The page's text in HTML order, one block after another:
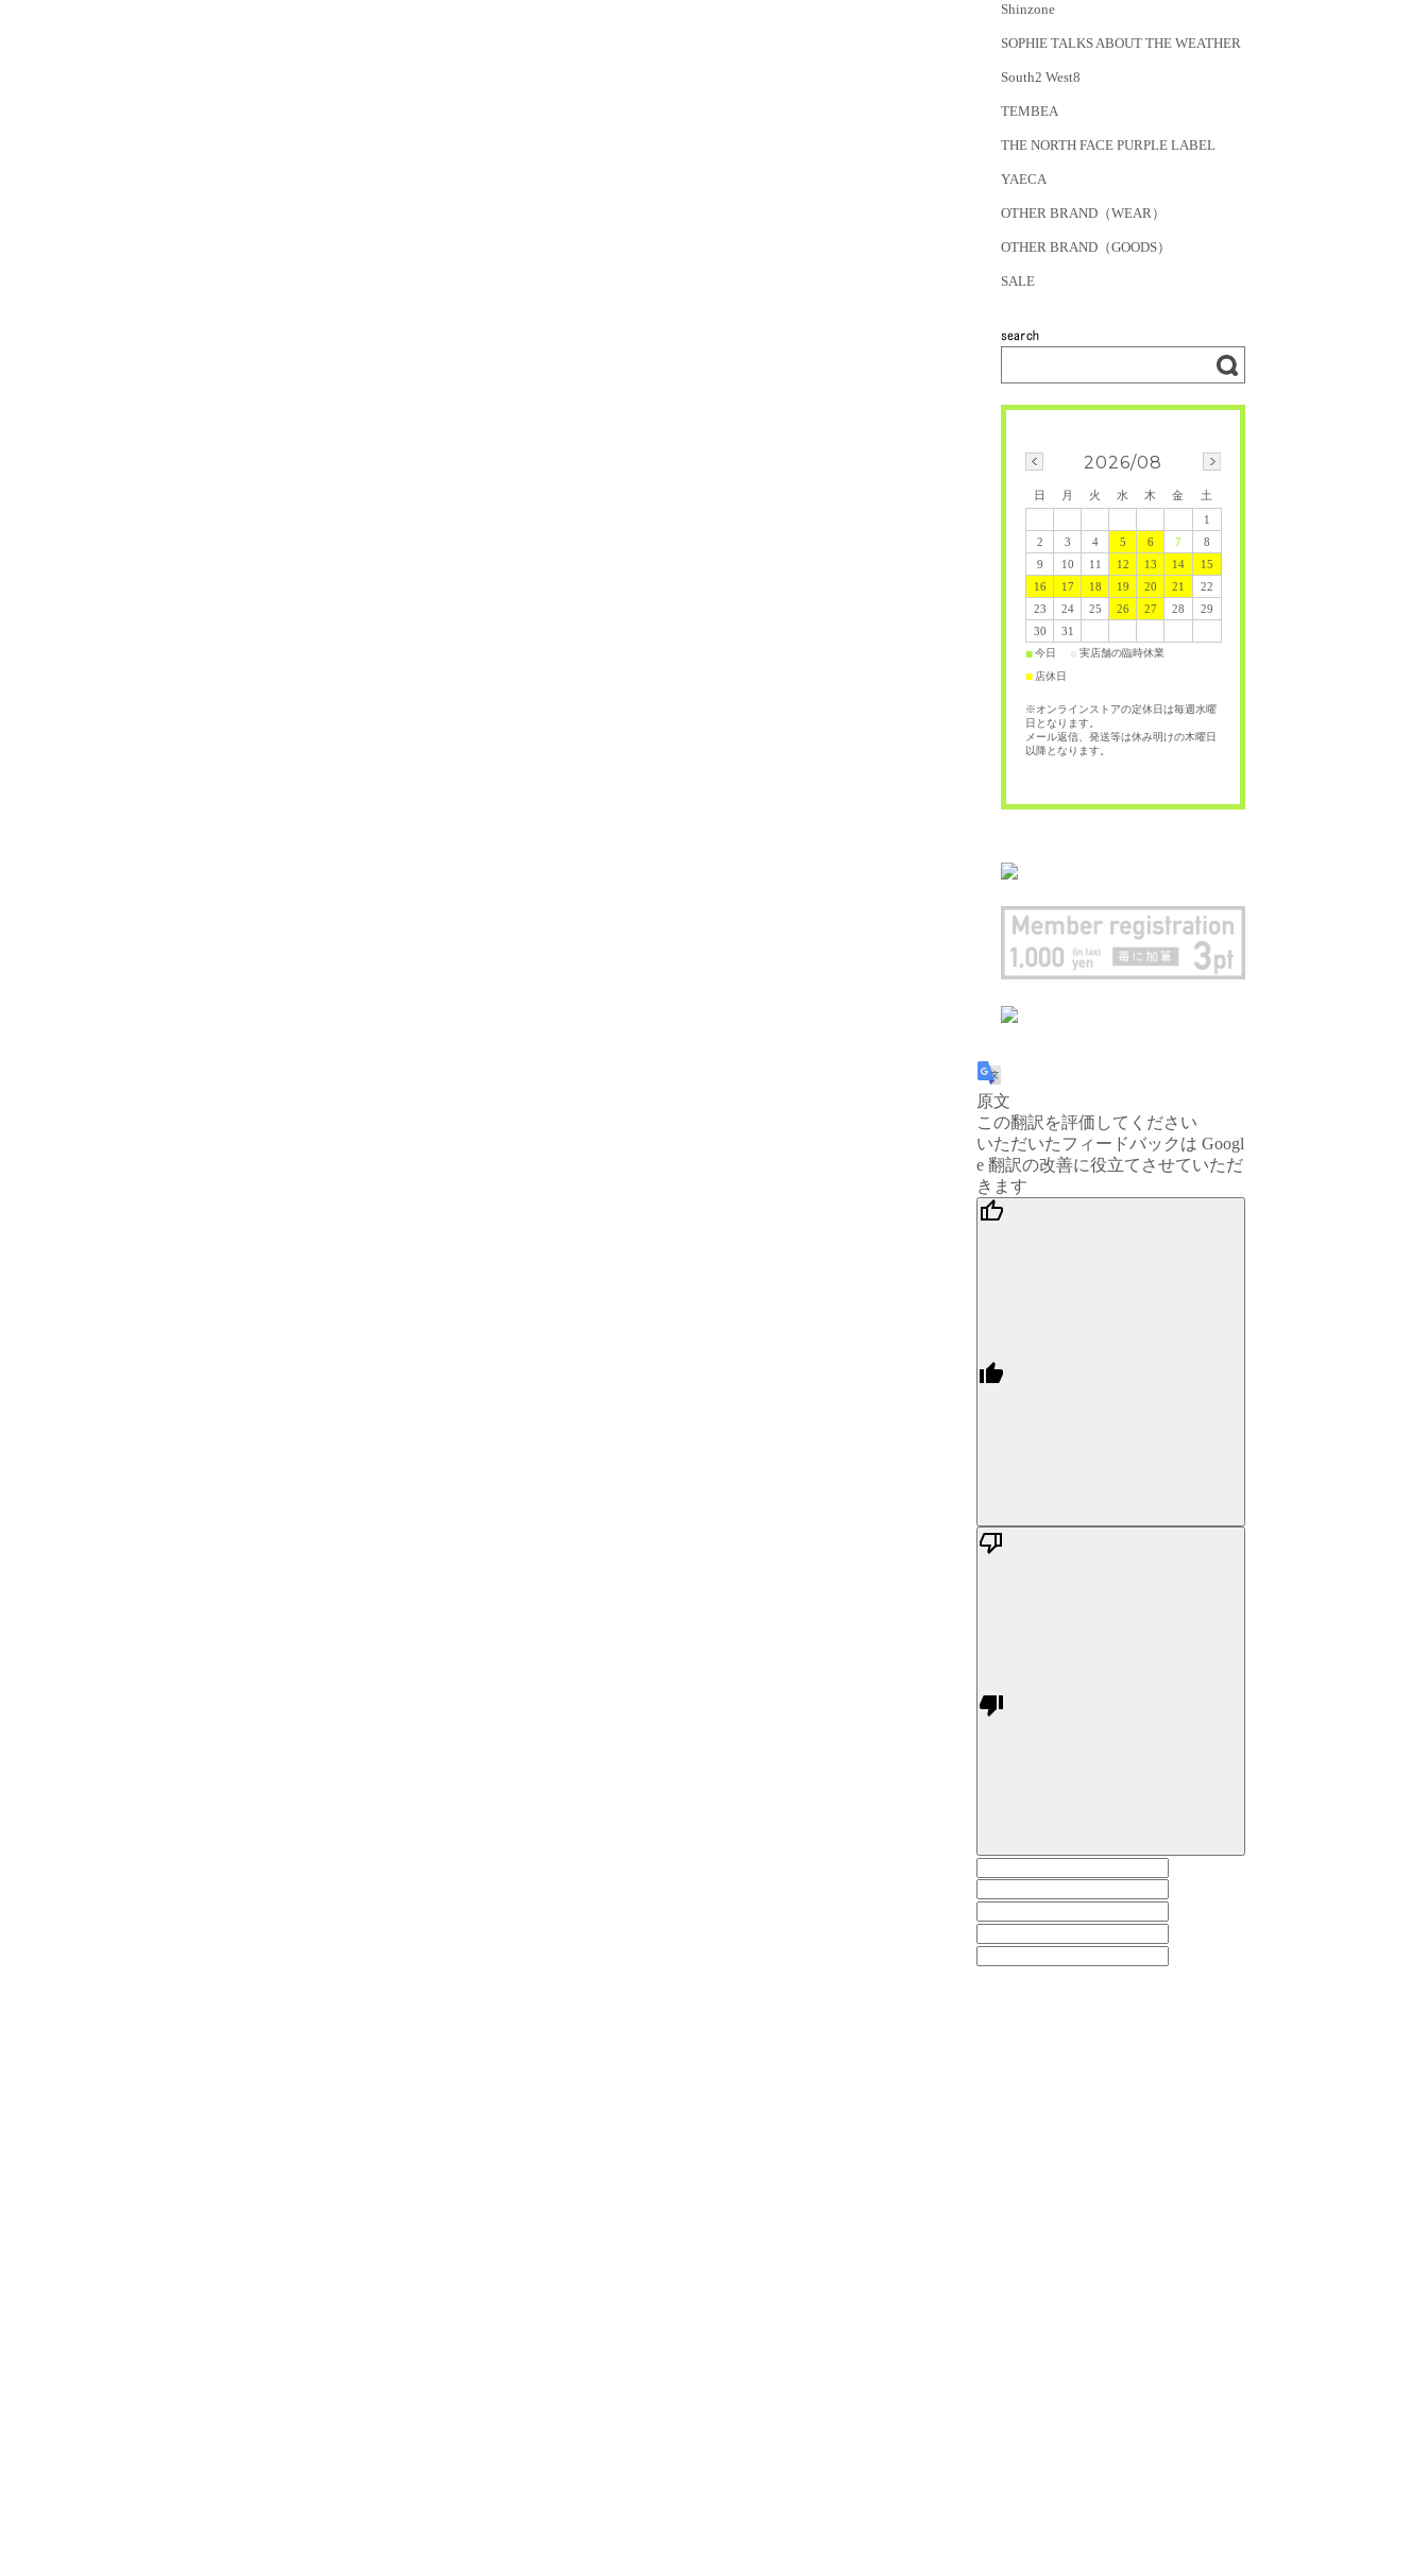
Shinzone
SOPHIE TALKS ABOUT THE WEATHER
South2 West8
TEMBEA
THE NORTH FACE PURPLE LABEL
YAECA
OTHER BRAND（WEAR）
OTHER BRAND（GOODS）
SALE
2026/08
日 月 火 水 木 金
土
1
2
3 4 5 6 7
8
9
10 11 12 13 14
15
16
17 18 19 20 21
22
23
24 25 26 27 28
29
30
31
■今日 実店舗の臨時休業
■ 店休日
※オンラインストアの定休日は毎週水曜
日となります。
メール返信、発送等は休み明けの木曜日
以降となります。
原文
この翻訳を評価してください
いただいたフィードバックは Googl
e 翻訳の改善に役立てさせていただ
きます